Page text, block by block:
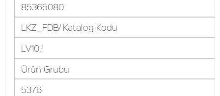
85365080
LKZ_FDB/ Katalog Kodu
LV10.1
Ürün Grubu
5376